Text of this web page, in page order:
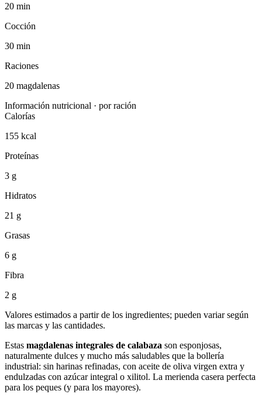
20 min
Cocción
30 min
Raciones
20 magdalenas
Información nutricional · por ración
Calorías
155 kcal
Proteínas
3 g
Hidratos
21 g
Grasas
6 g
Fibra
2 g
Valores estimados a partir de los ingredientes; pueden variar según
las marcas y las cantidades.
Estas magdalenas integrales de calabaza son esponjosas,
naturalmente dulces y mucho más saludables que la bollería
industrial: sin harinas refinadas, con aceite de oliva virgen extra y
endulzadas con azúcar integral o xilitol. La merienda casera perfecta
para los peques (y para los mayores).